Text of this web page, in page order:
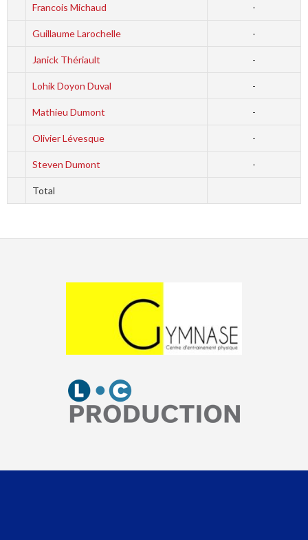
Francois Michaud -
Guillaume Larochelle -
Janick Thériault -
Lohik Doyon Duval -
Mathieu Dumont -
Olivier Lévesque -
Steven Dumont -
Total